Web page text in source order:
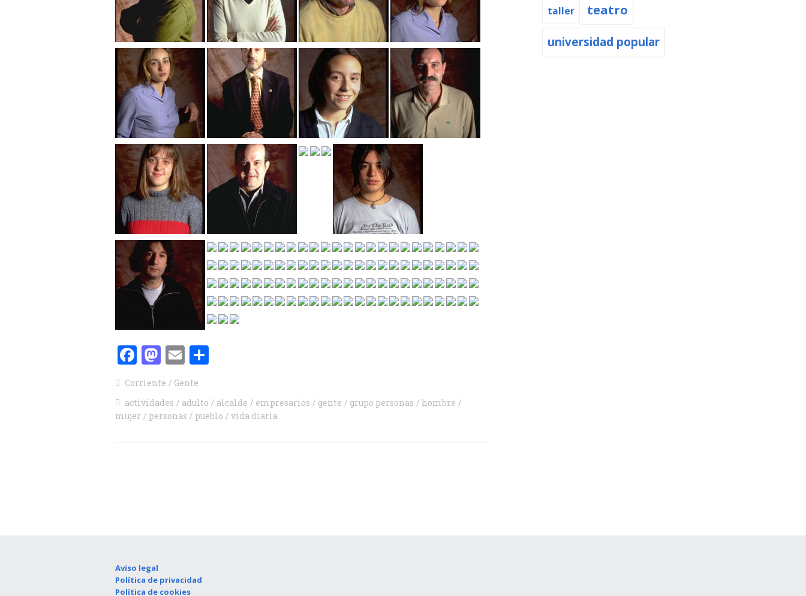
Facebook
Mastodon
Email
Corriente
Gente
actividades
adulto alcalde empresarios gente grupo personas
hombre
mujer
personas pueblo vida diaria
taller teatro
universidad popular
Aviso legal
Política de privacidad
Política de cookies